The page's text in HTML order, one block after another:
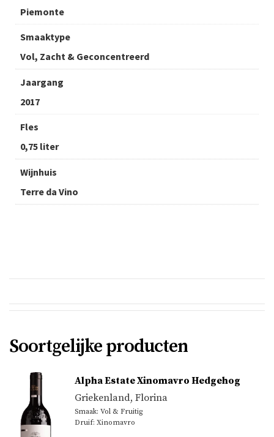
Piemonte
Smaaktype
Vol, Zacht & Geconcentreerd
Jaargang
2017
Fles
0,75 liter
Wijnhuis
Terre da Vino
Soortgelijke producten
Alpha Estate Xinomavro Hedgehog
Griekenland, Florina
Smaak: Vol & Fruitig
Druif: Xinomavro